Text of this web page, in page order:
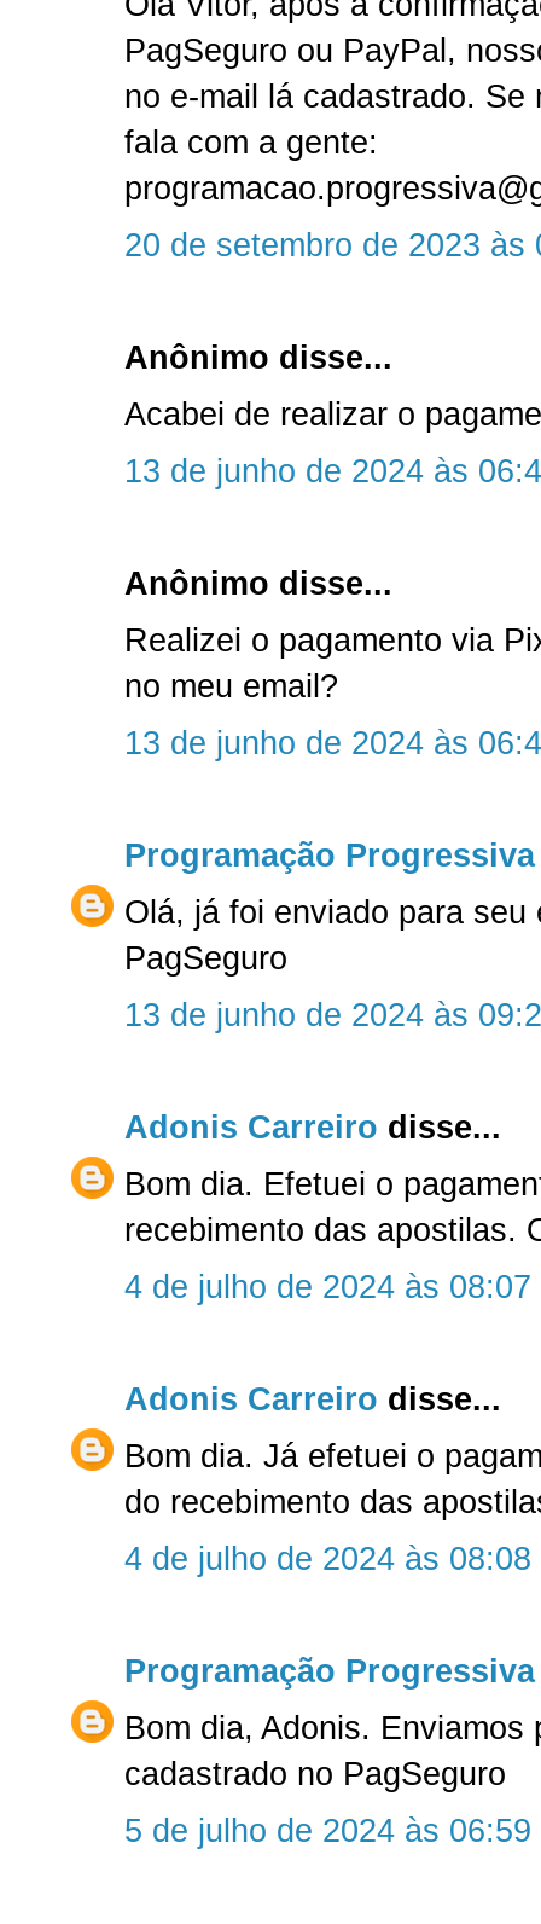
PagSeguro ou PayPal,
no e-mail lá cadastrado.
fala com a gente:
20 de setembro de 2023 às
Anônimo disse...
Acabei de realizar o
13 de junho de 2024 às
Anônimo disse...
Realizei o pagamento via
no meu email?
13 de junho de 2024 às
Programação Progressiva
Olá, já foi enviado para seu
PagSeguro
13 de junho de 2024 às
Adonis Carreiro disse...
Bom dia. Efetuei o
recebimento das apostilas.
4 de julho de 2024 às 08:07
Adonis Carreiro disse...
Bom dia. Já efetuei o
do recebimento das
4 de julho de 2024 às 08:08
Programação Progressiva
Bom dia, Adonis. Enviamos
cadastrado no PagSeguro
5 de julho de 2024 às 06:59